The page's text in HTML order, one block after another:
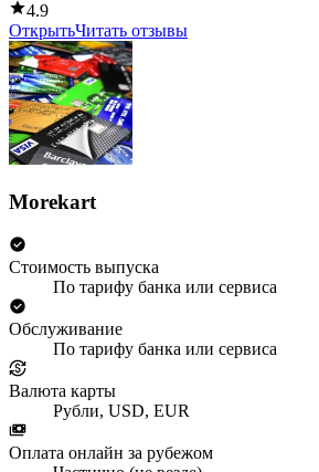
4.9
ОткрытьЧитать отзывы
Morekart
Стоимость выпуска
По тарифу банка или сервиса
Обслуживание
По тарифу банка или сервиса
Валюта карты
Рубли, USD, EUR
Оплата онлайн за рубежом